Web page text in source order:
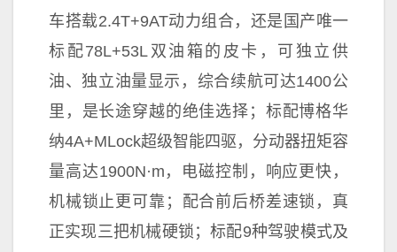
车搭载2.4T+9AT动力组合，还是国产唯一
标配78L+53L双油箱的皮卡，可 独立供
油、 独立油量显示，综合续航可达1400公
里，是长途穿越的绝佳选择；标配博格华
纳4A+MLock超级智能四驱，分动器扭矩容
量高达1900N·m，电磁控制，响应更快，
机械锁止更可靠；配合前后桥差速锁，真
正实现三把机械硬锁；标配9种驾驶模式及